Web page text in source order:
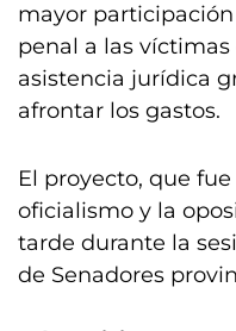
mayor
penal a las
asistencia jurídica
afrontar los gastos.
El proyecto, que
oficialismo y la
tarde durante la
de Senadores